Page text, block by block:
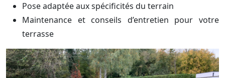
Pose adaptée aux spécificités du terrain
Maintenance et conseils d’entretien pour votre
terrasse